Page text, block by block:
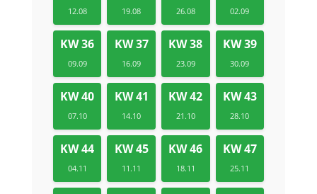
12.08 19.08 26.08 02.09
KW 36
09.09
KW 37
16.09
KW 38
23.09
KW 39
30.09
KW 40
07.10
KW 41
14.10
KW 42
21.10
KW 43
28.10
KW 44
04.11
KW 45
11.11
KW 46
18.11
KW 47
25.11